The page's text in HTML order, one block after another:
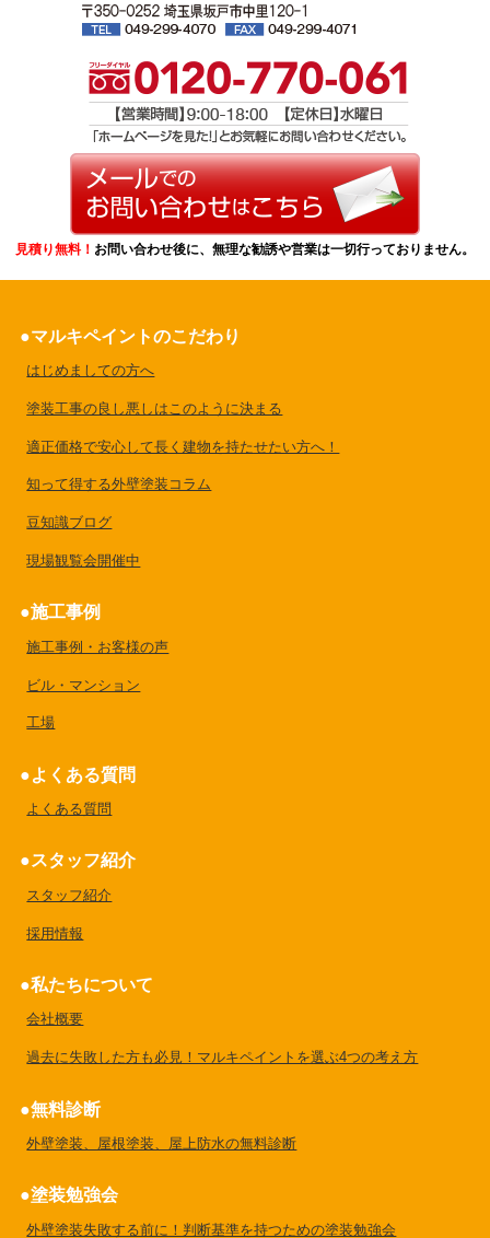
見積り無料！ お問い合わせ後に、無理な勧誘や営業は一切行っておりません。
マルキペイントのこだわり
はじめましての方へ
塗装工事の良し悪しはこのように決まる
適正価格で安心して長く建物を持たせたい方へ！
知って得する外壁塗装コラム
豆知識ブログ
現場観覧会開催中
施工事例
施工事例・お客様の声
ビル・マンション
工場
よくある質問
よくある質問
スタッフ紹介
スタッフ紹介
採用情報
私たちについて
会社概要
過去に失敗した方も必見！マルキペイントを選ぶ4つの考え方
無料診断
外壁塗装、屋根塗装、屋上防水の無料診断
塗装勉強会
外壁塗装失敗する前に！判断基準を持つための塗装勉強会